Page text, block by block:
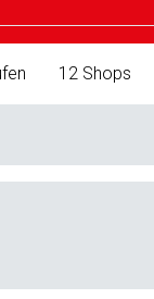
12 Shops